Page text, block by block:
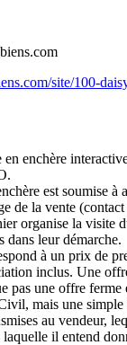
site/100-
enchère
est soumise à
de la vente
organise la visite
dans leur démarche.
à un prix de
inclus. Une
pas une offre
mais une
au vendeur,
il entend